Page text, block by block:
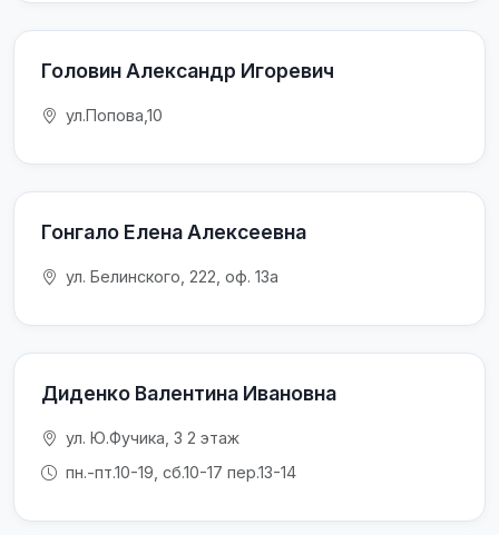
Головин Александр Игоревич
ул.Попова,10
Гонгало Елена Алексеевна
ул. Белинского, 222, оф. 13а
Диденко Валентина Ивановна
ул. Ю.Фучика, 3 2 этаж
пн.-пт.10-19, сб.10-17 пер.13-14